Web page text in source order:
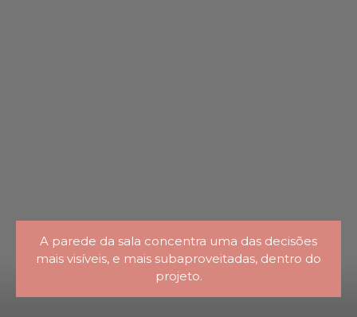
A parede da sala concentra uma das decisões
mais visíveis, e mais subaproveitadas, dentro do
projeto.